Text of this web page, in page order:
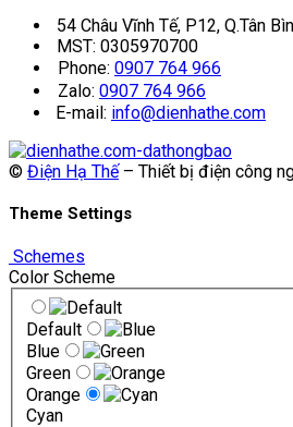
54 Châu Vĩnh Tế, P12, Q.Tân
MST: 0305970700
Phone: 0907 764 966
Zalo: 0907 764 966
E-mail: info@dienhathe.com
© Điện Hạ Thế– Thiết bị điện công
Theme Settings
Schemes
Color Scheme
Default
Blue
Green
Orange
Cyan